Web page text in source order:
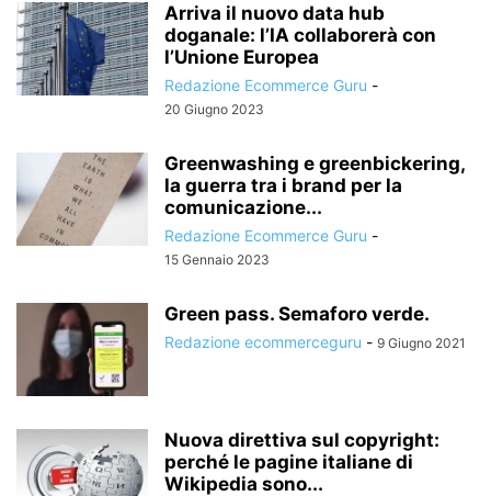
Arriva il nuovo data hub
doganale: l’IA collaborerà con
l’Unione Europea
Redazione Ecommerce Guru -
20 Giugno 2023
Greenwashing e greenbickering,
la guerra tra i brand per la
comunicazione...
Redazione Ecommerce Guru -
15 Gennaio 2023
Green pass. Semaforo verde.
Redazione ecommerceguru - 9 Giugno 2021
Nuova direttiva sul copyright:
perché le pagine italiane di
Wikipedia sono...